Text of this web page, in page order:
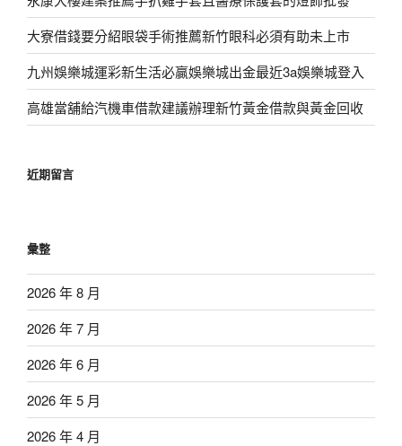
大寮借錢要分紹眼袋手術推薦新竹眼科必須有助未上市
九州娛樂城運彩新生活必贏娛樂城出金最近3a娛樂城登入
高雄當舖給汽機車借款建議辦理新竹黃金借款與黃金回收
近期留言
彙整
2026 年 8 月
2026 年 7 月
2026 年 6 月
2026 年 5 月
2026 年 4 月